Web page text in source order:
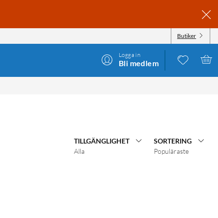
Butiker
Logga in
Bli medlem
TILLGÄNGLIGHET
Alla
SORTERING
Populäraste